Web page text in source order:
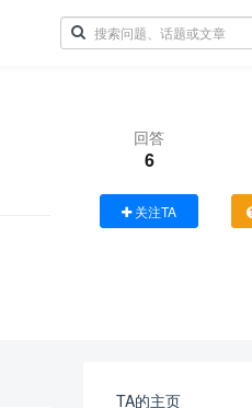
回答
6
关注TA
TA的主页